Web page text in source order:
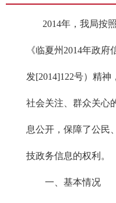
2014年，我局按照
《临夏州2014年政
发[2014]122号）精
社会关注、群众关心
息公开，保障了公民
技政务信息的权利。
一、基本情况